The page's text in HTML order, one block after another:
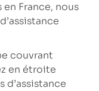
France, nous
couvrant
en étroite
d’assistance